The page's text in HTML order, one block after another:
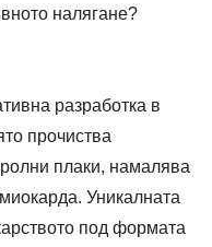
налягане?
разработка в
прочиства
плаки, намалява
Уникалната
под формата